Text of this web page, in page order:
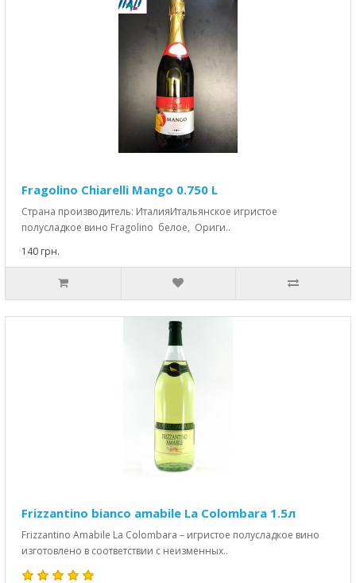
Fragolino Chiarelli Mango 0.750 L
Страна производитель: ИталияИтальянское игристое
полусладкое вино Fragolino белое, Ориги..
140 грн.
Frizzantino bianco amabile La Colombara 1.5л
Frizzantino Amabile La Colombara – игристое полусладкое вино
изготовлено в соответствии с неизменных..